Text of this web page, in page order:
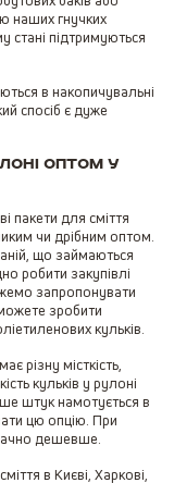
наших гнучких
стані підтримуються
в накопичувальні
спосіб є дуже
оптом у
пакети для сміття
чи дрібним оптом.
що займаються
робити закупівлі
запропонувати
зробити
кульків.
різну місткість,
кульків у рулоні
штук намотується в
цю опцію. При
дешевше.
в Києві, Харкові,